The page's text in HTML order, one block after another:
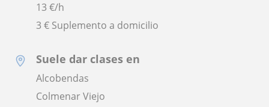
13 €/h
3 € Suplemento a domicilio
Suele dar clases en
Alcobendas
Colmenar Viejo